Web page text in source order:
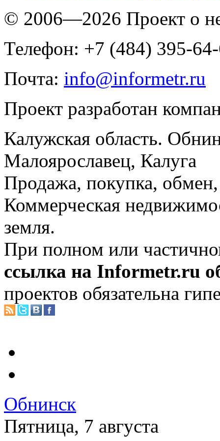
© 2006—2026 Проект о
Телефон: +7 (484) 395-
Почта: info@informetr.ru
Проект разработан
Калужская область.
Малоярославец, Калуга
Продажа, покупка, обмен,
Коммерческая
земля.
При полном или
ссылка на Informetr.ru
проектов обязательна
Обнинск
Пятница, 7 августа